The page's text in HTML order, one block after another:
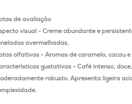
de avaliação
visual - Creme abundante e
avermelhadas.
olfativas - Aromas de caramelo, cacau e
gustativas - Café intenso,
robusto. Apresenta ligeira